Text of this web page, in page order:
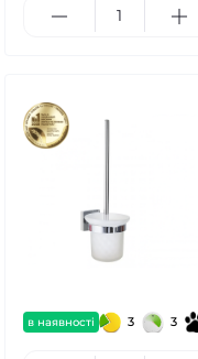
в наявності 3 3